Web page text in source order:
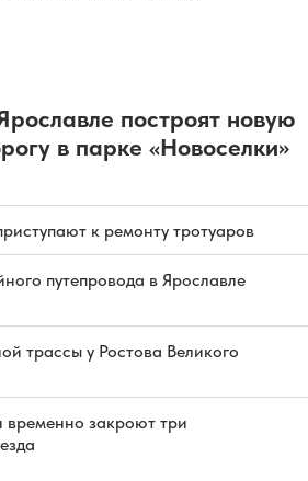
построят новую
в парке «Новоселки»
к ремонту тротуаров
путепровода в Ярославле
трассы у Ростова Великого
временно закроют три